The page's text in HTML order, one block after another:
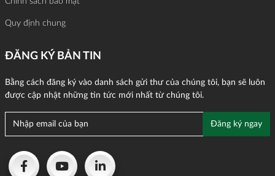
Quy định chung
ĐĂNG KÝ BẢN TIN
Bằng cách đăng ký vào danh sách gửi thư của chúng tôi, bạn sẽ luôn
được cập nhật những tin tức mới nhất từ chúng tôi.